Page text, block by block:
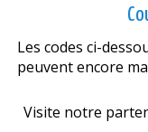
Les codes ci-
peuvent encore
Visite notre